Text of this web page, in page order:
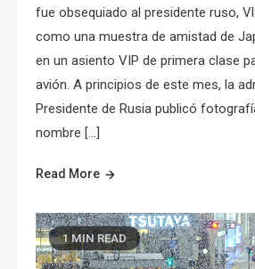
fue obsequiado al presidente ruso,
como una muestra de amistad de
en un asiento VIP de primera clase
avión. A principios de este mes, la
Presidente de Rusia publicó
nombre […]
Read More
1 MIN READ